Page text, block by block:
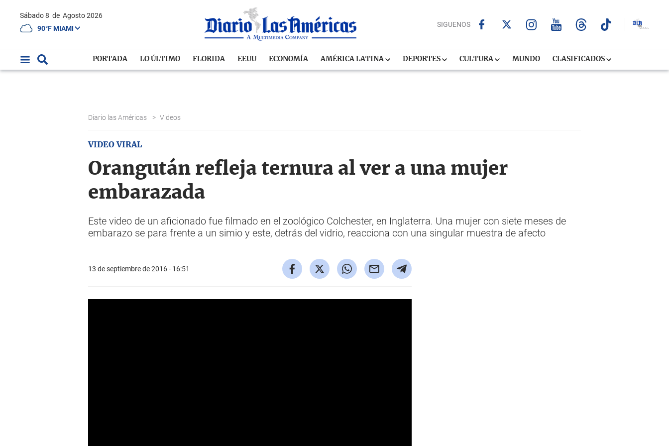
Sábado 8 de Agosto 2026
90°F MIAMI
SIGUENOS
PORTADA LO ÚLTIMO FLORIDA EEUU ECONOMÍA AMÉRICA LATINA DEPORTES CULTURA MUNDO CLASIFICADOS
Diario las Américas > Videos
VIDEO VIRAL
Orangután refleja ternura al ver a una mujer
embarazada
Este video de un aficionado fue filmado en el zoológico Colchester, en Inglaterra. Una mujer con siete meses de
embarazo se para frente a un simio y este, detrás del vidrio, reacciona con una singular muestra de afecto
13 de septiembre de 2016 - 16:51